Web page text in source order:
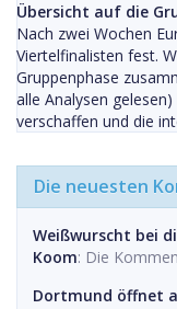
Übersicht auf die
Nach zwei Wochen
Viertelfinalisten fest.
Gruppenphase
alle Analysen
verschaffen und die
Die neuesten
Weißwurscht bei
Koom: Die
Dortmund öffnet